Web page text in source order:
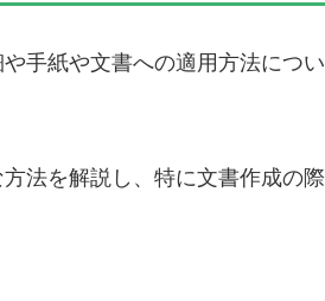
手紙や文書への適用方法につい
法を解説し、特に文書作成の際